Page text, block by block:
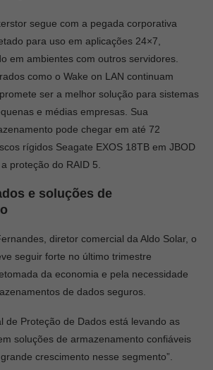
segue com a pegada corporativa
para uso em aplicações 24×7,
em ambientes com outros servidores.
como o Wake on LAN continuam
ser a melhor solução para sistemas
e médias empresas. Sua
pode chegar em até 72
rígidos Seagate EXOS 18TB em JBOD
proteção do RAID 5.
e soluções de
diretor comercial da Aldo Solar, o
seguir forte no último trimestre
da economia e pela necessidade
de dados seguros.
de Proteção de Dados está levando as
soluções de armazenamento confiáveis
crescimento nesse segmento”.